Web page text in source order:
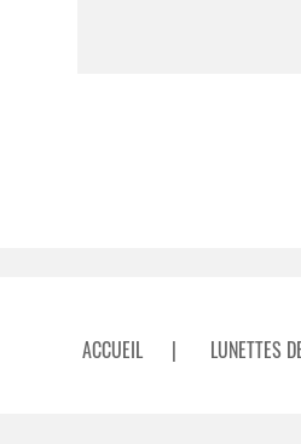
ACCUEIL | LUNETTES